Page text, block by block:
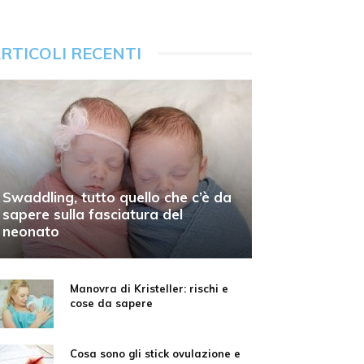
RECENTI
Swaddling, tutto quello che c’è da
sapere sulla fasciatura del
neonato
Manovra di Kristeller: rischi e
cose da sapere
Cosa sono gli stick ovulazione e